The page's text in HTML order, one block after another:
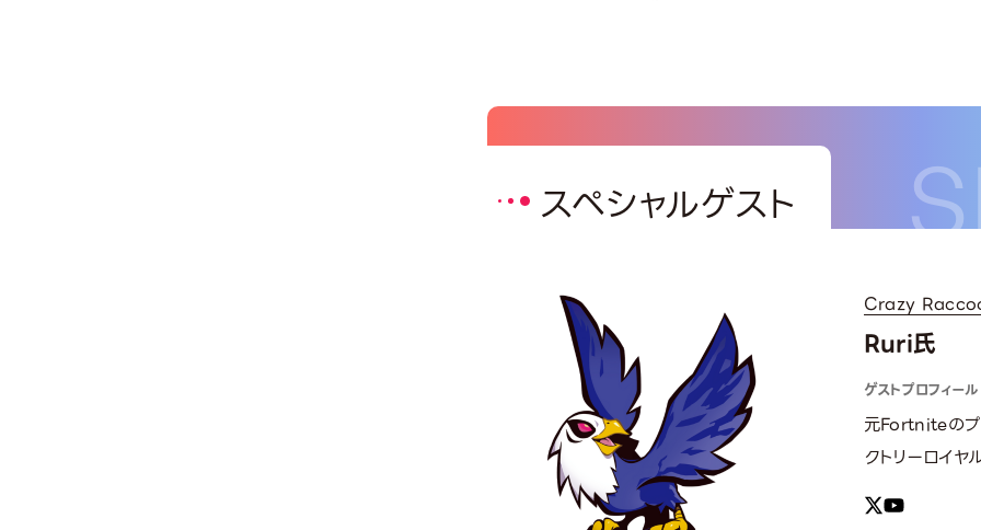
スペシャルゲスト
Crazy
Ruri氏
ゲストプロフィール
元Fortniteのプ
クトリーロイヤ